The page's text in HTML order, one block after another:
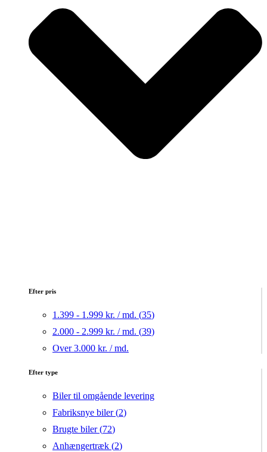
Efter pris
1.399 - 1.999 kr. / md. (35)
2.000 - 2.999 kr. / md. (39)
Over 3.000 kr. / md.
Efter type
Biler til omgående levering
Fabriksnye biler (2)
Brugte biler (72)
Anhængertræk (2)